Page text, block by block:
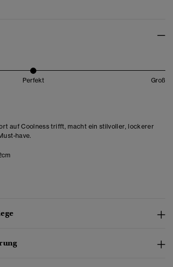
Perfekt Groß
auf Coolness trifft, macht ein stilvoller, lockerer
have.